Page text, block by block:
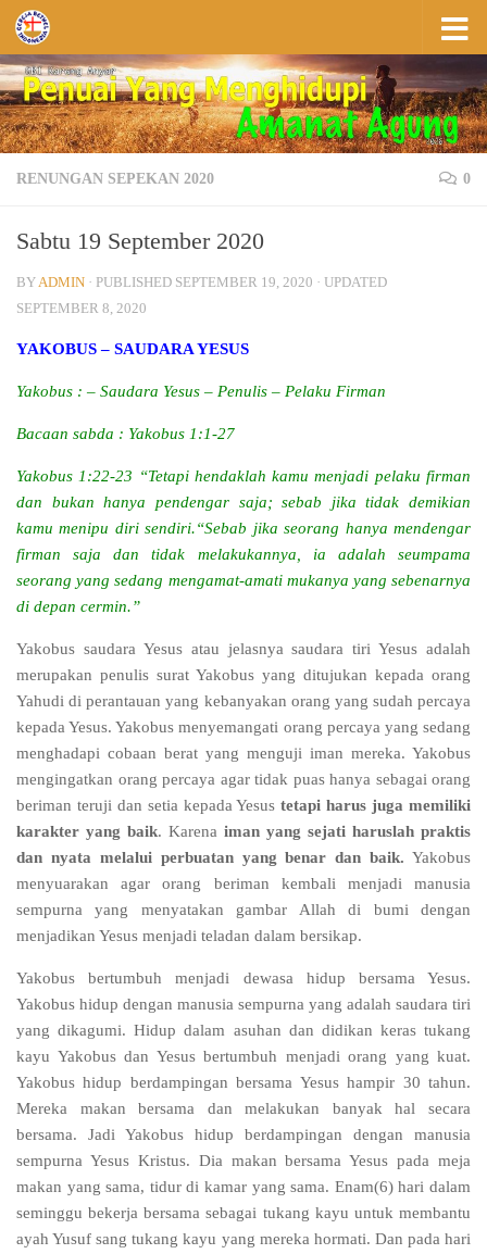
Skip to content
RENUNGAN SEPEKAN 2020 0
Sabtu 19 September 2020
BYADMIN · PUBLISHED SEPTEMBER 19, 2020 · UPDATED
SEPTEMBER 8, 2020
YAKOBUS – SAUDARA YESUS
Yakobus : – Saudara Yesus – Penulis – Pelaku Firman
Bacaan sabda : Yakobus 1:1-27
Yakobus 1:22-23 “Tetapi hendaklah kamu menjadi pelaku firman
dan bukan hanya pendengar saja; sebab jika tidak demikian
kamu menipu diri sendiri.“Sebab jika seorang hanya mendengar
firman saja dan tidak melakukannya, ia adalah seumpama
seorang yang sedang mengamat-amati mukanya yang sebenarnya
di depan cermin.”
Yakobus saudara Yesus atau jelasnya saudara tiri Yesus adalah
merupakan penulis surat Yakobus yang ditujukan kepada orang
Yahudi di perantauan yang kebanyakan orang yang sudah percaya
kepada Yesus. Yakobus menyemangati orang percaya yang sedang
menghadapi cobaan berat yang menguji iman mereka. Yakobus
mengingatkan orang percaya agar tidak puas hanya sebagai orang
beriman teruji dan setia kepada Yesustetapi harus juga memiliki
karakter yang baik. Karena iman yang sejati haruslah praktis
dan nyata melalui perbuatan yang benar dan baik. Yakobus
menyuarakan agar orang beriman kembali menjadi manusia
sempurna yang menyatakan gambar Allah di bumi dengan
menjadikan Yesus menjadi teladan dalam bersikap.
Yakobus bertumbuh menjadi dewasa hidup bersama Yesus.
Yakobus hidup dengan manusia sempurna yang adalah saudara tiri
yang dikagumi. Hidup dalam asuhan dan didikan keras tukang
kayu Yakobus dan Yesus bertumbuh menjadi orang yang kuat.
Yakobus hidup berdampingan bersama Yesus hampir 30 tahun.
Mereka makan bersama dan melakukan banyak hal secara
bersama. Jadi Yakobus hidup berdampingan dengan manusia
sempurna Yesus Kristus. Dia makan bersama Yesus pada meja
makan yang sama, tidur di kamar yang sama. Enam(6) hari dalam
seminggu bekerja bersama sebagai tukang kayu untuk membantu
ayah Yusuf sang tukang kayu yang mereka hormati. Dan pada hari